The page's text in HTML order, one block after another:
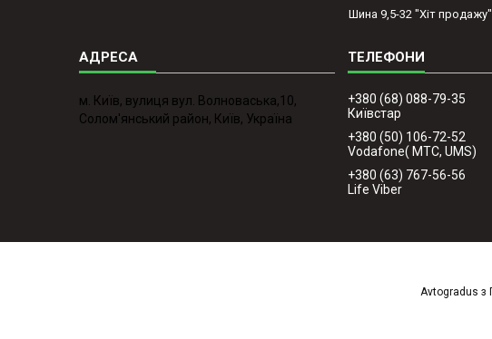
Шина 9,5-32 "Хіт продажу"
м. Київ, вулиця вул. Волноваська,10,
Солом'янський район, Київ, Україна
+380 (68) 088-79-35
Київстар
+380 (50) 106-72-52
Vodafone( МТС, UMS)
+380 (63) 767-56-56
Life Viber